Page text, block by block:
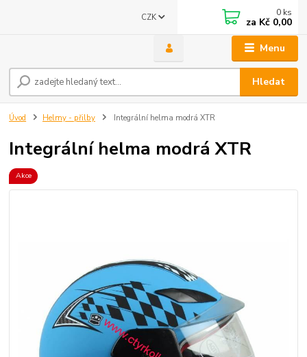
Menu
CZK
Hledat
0 ks
za Kč 0,00
Úvod Helmy - přilby Integrální helma modrá XTR
Integrální helma modrá XTR
Akce